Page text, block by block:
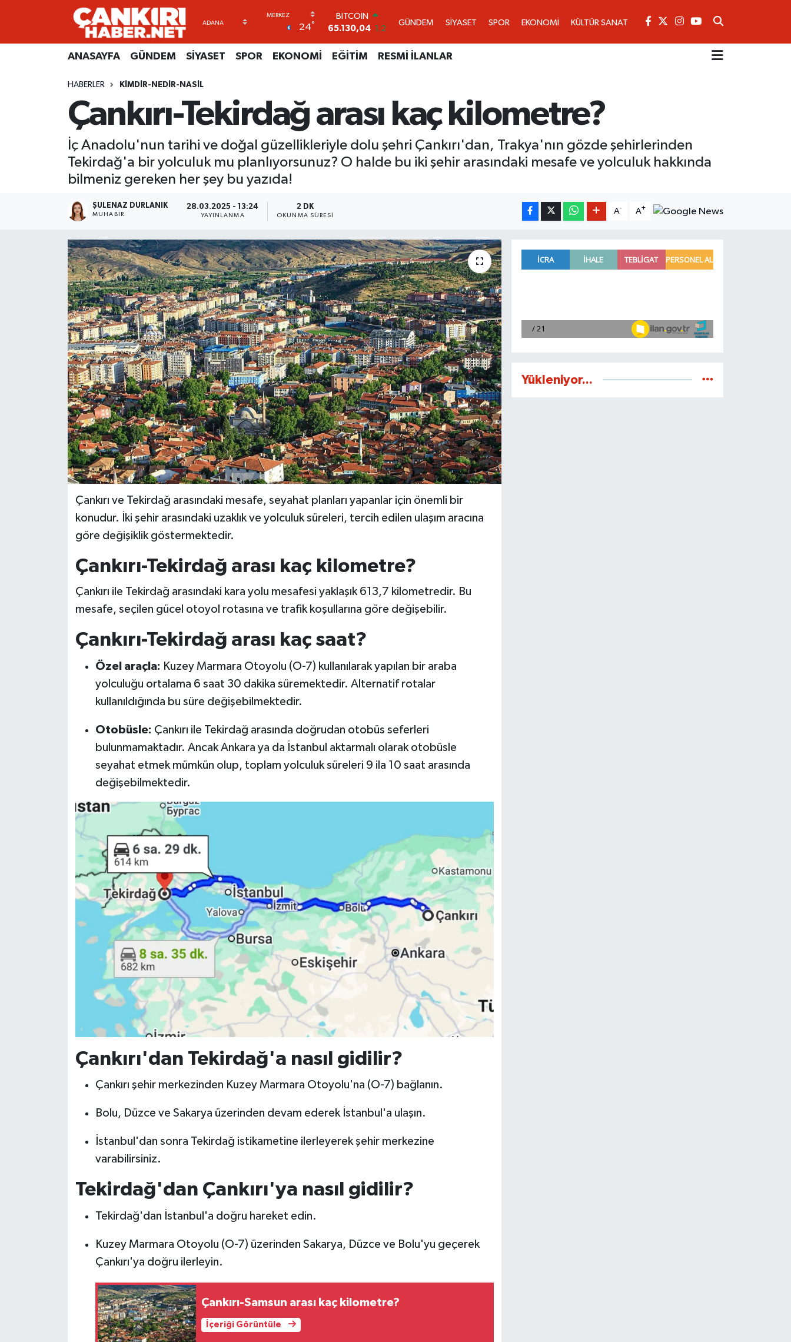
24°
DOLAR
47,7106 0.17
55,1652 0.27
BİST100
13.773 -19
BITCOIN
65.130,04 1.2
GÜNDEM SİYASET SPOR EKONOMİ KÜLTÜR SANAT
ANASAYFA GÜNDEM SİYASET SPOR EKONOMİ EĞİTİM RESMİ İLANLAR
HABERLER KIMDIR-NEDIR-NASIL
Çankırı-Tekirdağ arası kaç kilometre?
İç Anadolu'nun tarihi ve doğal güzellikleriyle dolu şehri Çankırı'dan, Trakya'nın gözde şehirlerinden
Tekirdağ'a bir yolculuk mu planlıyorsunuz? O halde bu iki şehir arasındaki mesafe ve yolculuk hakkında
bilmeniz gereken her şey bu yazıda!
ŞULENAZ DURLANIK
MUHABIR
28.03.2025 - 13:24
YAYINLANMA
2 DK
OKUNMA SÜRESI
A- A+
Çankırı ve Tekirdağ arasındaki mesafe, seyahat planları yapanlar için önemli bir
konudur. İki şehir arasındaki uzaklık ve yolculuk süreleri, tercih edilen ulaşım aracına
göre değişiklik göstermektedir.
Çankırı-Tekirdağ arası kaç kilometre?
Çankırı ile Tekirdağ arasındaki kara yolu mesafesi yaklaşık 613,7 kilometredir. Bu
mesafe, seçilen gücel otoyol rotasına ve trafik koşullarına göre değişebilir.
Çankırı-Tekirdağ arası kaç saat?
Özel araçla: Kuzey Marmara Otoyolu (O-7) kullanılarak yapılan bir araba
yolculuğu ortalama 6 saat 30 dakika süremektedir. Alternatif rotalar
kullanıldığında bu süre değişebilmektedir.
Otobüsle: Çankırı ile Tekirdağ arasında doğrudan otobüs seferleri
bulunmamaktadır. Ancak Ankara ya da İstanbul aktarmalı olarak otobüsle
seyahat etmek mümkün olup, toplam yolculuk süreleri 9 ila 10 saat arasında
değişebilmektedir.
Çankırı'dan Tekirdağ'a nasıl gidilir?
Çankırı şehir merkezinden Kuzey Marmara Otoyolu'na (O-7) bağlanın.
Bolu, Düzce ve Sakarya üzerinden devam ederek İstanbul'a ulaşın.
İstanbul'dan sonra Tekirdağ istikametine ilerleyerek şehir merkezine
varabilirsiniz.
Tekirdağ'dan Çankırı'ya nasıl gidilir?
Tekirdağ'dan İstanbul'a doğru hareket edin.
Kuzey Marmara Otoyolu (O-7) üzerinden Sakarya, Düzce ve Bolu'yu geçerek
Çankırı'ya doğru ilerleyin.
Çankırı-Samsun arası kaç kilometre?
İçeriği Görüntüle
Yükleniyor...
ANASAYFA
SİYASET
EKONOMİ
RESMİ İLANLAR
Künye
Gizlilik Sözleşmesi
BİYOGRAFİLER
EKONOMİ
GÜNDEM
kimdir-nedir-nasil
KÜLTÜR SANAT
MAGAZİN
SAĞLIK
SİYASET
TEKNOLOJİ
VİZYONDAKİLER
Merkez Hava Durumu
Süper Lig Puan Durumu ve Fikstür
Tüm Manşetler
Son Dakika Haberleri